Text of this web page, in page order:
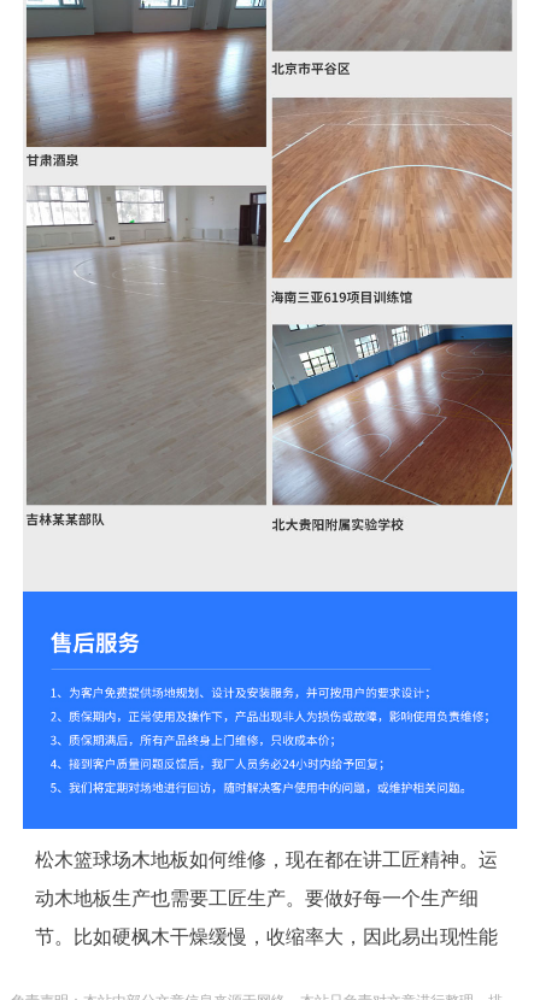
松木篮球场木地板如何维修，现在都在讲工匠精神。运
动木地板生产也需要工匠生产。要做好每一个生产细
节。比如硬枫木干燥缓慢，收缩率大，因此易出现性能